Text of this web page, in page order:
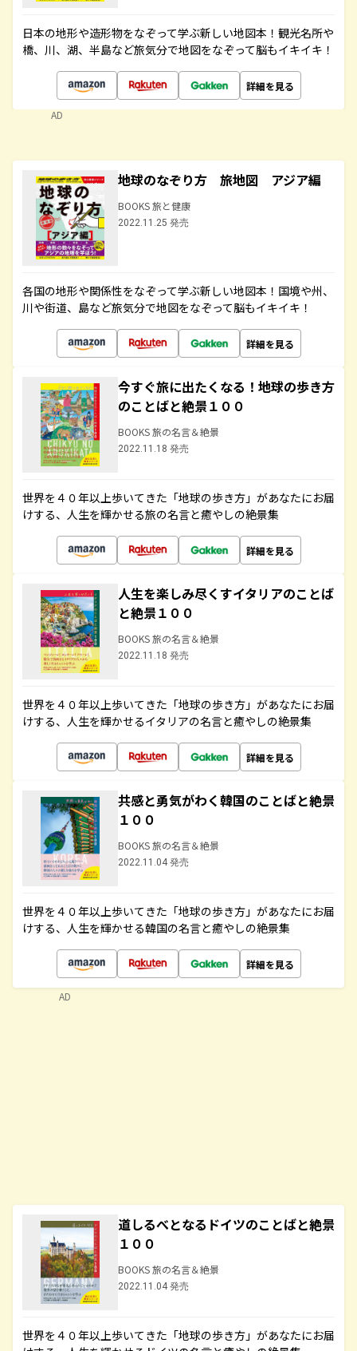
日本の地形や造形物をなぞって学ぶ新しい地図本！観光名所や
橋、川、湖、半島など旅気分で地図をなぞって脳もイキイキ！
詳細を見る
AD
地球のなぞり方 旅地図 アジア編
BOOKS 旅と健康
2022.11.25 発売
各国の地形や関係性をなぞって学ぶ新しい地図本！国境や州、
川や街道、島など旅気分で地図をなぞって脳もイキイキ！
詳細を見る
今すぐ旅に出たくなる！地球の歩き方
のことばと絶景１００
BOOKS 旅の名言＆絶景
2022.11.18 発売
世界を４０年以上歩いてきた「地球の歩き方」があなたにお届
けする、人生を輝かせる旅の名言と癒やしの絶景集
詳細を見る
人生を楽しみ尽くすイタリアのことば
と絶景１００
BOOKS 旅の名言＆絶景
2022.11.18 発売
世界を４０年以上歩いてきた「地球の歩き方」があなたにお届
けする、人生を輝かせるイタリアの名言と癒やしの絶景集
詳細を見る
共感と勇気がわく韓国のことばと絶景
１００
BOOKS 旅の名言＆絶景
2022.11.04 発売
世界を４０年以上歩いてきた「地球の歩き方」があなたにお届
けする、人生を輝かせる韓国の名言と癒やしの絶景集
詳細を見る
道しるべとなるドイツのことばと絶景
１００
BOOKS 旅の名言＆絶景
2022.11.04 発売
世界を４０年以上歩いてきた「地球の歩き方」があなたにお届
AD